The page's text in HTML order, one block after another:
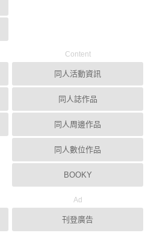
Content
同人活動資訊
同人誌作品
同人周邊作品
同人數位作品
BOOKY
Ad
刊登廣告